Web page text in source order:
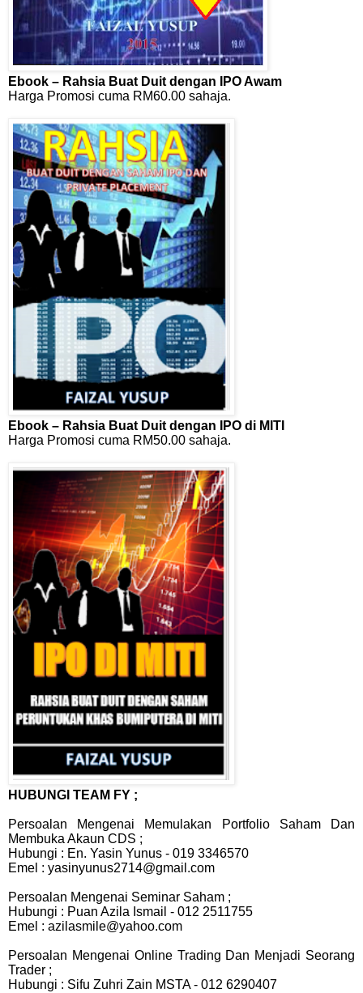
Ebook – Rahsia Buat Duit dengan IPO Awam
Harga Promosi cuma RM60.00 sahaja.
Ebook – Rahsia Buat Duit dengan IPO di MITI
Harga Promosi cuma RM50.00 sahaja.
HUBUNGI TEAM FY ;
Persoalan Mengenai Memulakan Portfolio Saham Dan
Membuka Akaun CDS ;
Hubungi : En. Yasin Yunus - 019 3346570
Emel : yasinyunus2714@gmail.com
Persoalan Mengenai Seminar Saham ;
Hubungi : Puan Azila Ismail - 012 2511755
Emel : azilasmile@yahoo.com
Persoalan Mengenai Online Trading Dan Menjadi Seorang
Trader ;
Hubungi : Sifu Zuhri Zain MSTA - 012 6290407